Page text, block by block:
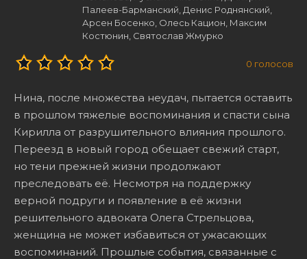
Палеев-Барманский, Денис Роднянский,
Арсен Босенко, Олесь Кацион, Максим
Костюнин, Святослав Жмурко
0 голосов
Нина, после множества неудач, пытается оставить
в прошлом тяжелые воспоминания и спасти сына
Кирилла от разрушительного влияния прошлого.
Переезд в новый город обещает свежий старт,
но тени прежней жизни продолжают
преследовать её. Несмотря на поддержку
верной подруги и появление в её жизни
решительного адвоката Олега Стрельцова,
женщина не может избавиться от ужасающих
воспоминаний. Прошлые события, связанные с